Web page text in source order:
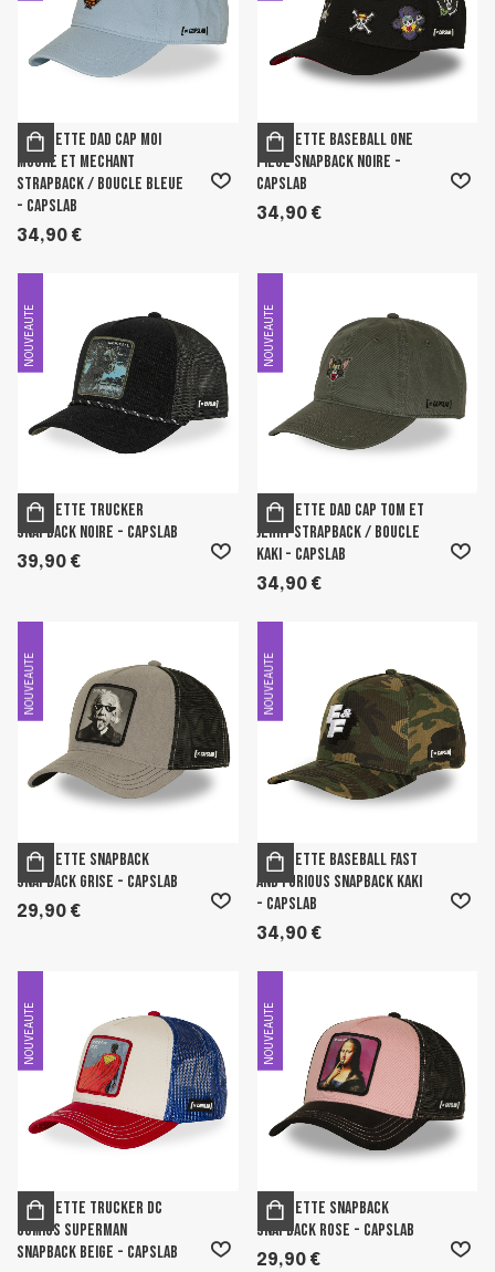
Casquette Dad cap Moi
Moche Et Mechant
Strapback / Boucle Bleue
- Capslab
34,90 €
Casquette Baseball One
Piece Snapback Noire -
Capslab
34,90 €
NOUVEAUTE
Casquette Trucker
Snapback Noire - Capslab
39,90 €
NOUVEAUTE
Casquette Dad cap Tom Et
Jerry Strapback / Boucle
Kaki - Capslab
34,90 €
NOUVEAUTE
Casquette Snapback
Snapback Grise - Capslab
29,90 €
NOUVEAUTE
Casquette Baseball Fast
And Furious Snapback Kaki
- Capslab
34,90 €
NOUVEAUTE
Casquette Trucker Dc
Comics Superman
Snapback Beige - Capslab
NOUVEAUTE
Casquette Snapback
Snapback Rose - Capslab
29,90 €